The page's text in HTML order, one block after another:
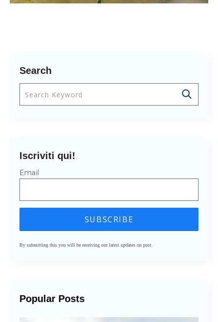
Search
Questo è un campo di ricerca con una
Iscriviti qui!
Email
By submitting this you will be receiving our latest updates on post.
Popular Posts